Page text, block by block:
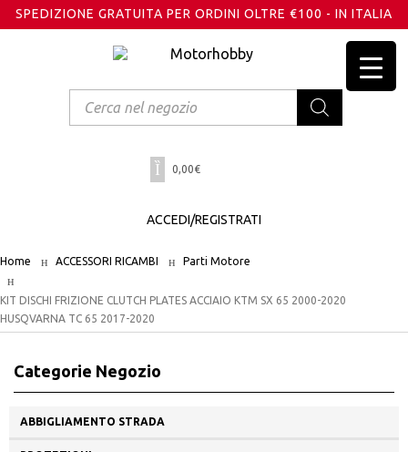
SPEDIZIONE GRATUITA PER ORDINI OLTRE €100 - IN ITALIA
search
0,00€
ACCEDI/REGISTRATI
Home ACCESSORI RICAMBI Parti Motore
KIT DISCHI FRIZIONE CLUTCH PLATES ACCIAIO KTM SX 65 2000-2020
HUSQVARNA TC 65 2017-2020
Categorie Negozio
ABBIGLIAMENTO STRADA